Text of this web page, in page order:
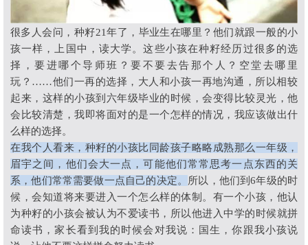
很多人会问，种籽21年了，毕业生在哪里？他们就跟一般的小
孩一样，上国中，读大学。这些小孩在种籽经历过很多的选
择，要进哪个导师班？要不要去告那个人？空堂去哪里
玩？ ……他们一再的选择，大人和小孩一再地沟通，所以相较
起来，这样的小孩到六年级毕业的时候，会变得比较灵光，他
会比较清楚，我即将面对的是一个怎样的情况，我应该做出什
么样的选择。
在我个人看来，种籽的小孩比同龄孩子略略成熟那么一年级，
眉宇之间，他们会大一点，可能他们常常思考一点东西的关
系，他们常常需要做一点自己的决定。
所以，他们到6年级的时
候，会知道将来要进入一个怎么样的体制。有一个小孩，他认
为种籽的小孩会被认为不爱读书，所以他进入中学的时候就拼
命读书，家长看到我的时候会对我说：国生，你跟我小孩说